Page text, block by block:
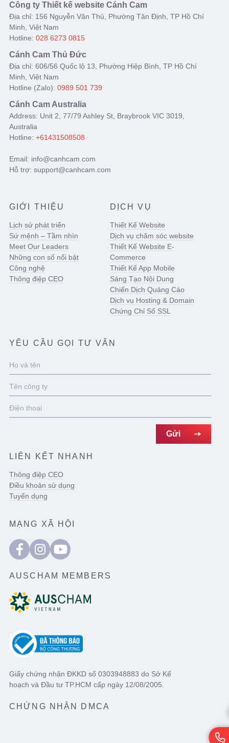
Công ty Thiết kế website Cánh Cam
Địa chỉ: 156 Nguyễn Văn Thủ, Phường Tân Định, TP Hồ Chí
Minh, Việt Nam
Hotline: 028 6273 0815
Cánh Cam Thủ Đức
Địa chỉ: 606/56 Quốc lộ 13, Phường Hiệp Bình, TP Hồ Chí
Minh, Việt Nam
Hotline (Zalo): 0989 501 739
Cánh Cam Australia
Address: Unit 2, 77/79 Ashley St, Braybrook VIC 3019,
Australia
Hotline: +61431508508
Email: info@canhcam.com
Hỗ trợ: support@canhcam.com
GIỚI THIỆU
Lịch sử phát triển
Sứ mệnh – Tầm nhìn
Meet Our Leaders
Những con số nổi bật
Công nghệ
Thông điệp CEO
DỊCH VỤ
Thiết Kế Website
Dịch vụ chăm sóc website
Thiết Kế Website E-
Commerce
Thiết Kế App Mobile
Sáng Tạo Nội Dung
Chiến Dịch Quảng Cáo
Dịch vụ Hosting & Domain
Chứng Chỉ Số SSL
YÊU CẦU GỌI TƯ VẤN
LIÊN KẾT NHANH
Thông điệp CEO
Điều khoản sử dụng
Tuyển dụng
MẠNG XÃ HỘI
AUSCHAM MEMBERS
Giấy chứng nhận ĐKKD số 0303948883 do Sở Kế
hoạch và Đầu tư TP.HCM cấp ngày 12/08/2005.
CHỨNG NHẬN DMCA